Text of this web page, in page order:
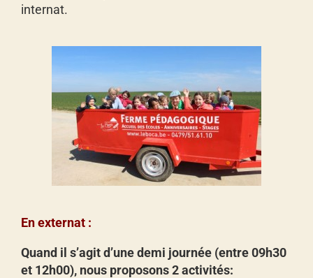
internat.
En externat :
Quand il s’agit d’une demi journée (entre 09h30
et 12h00), nous proposons 2 activités: